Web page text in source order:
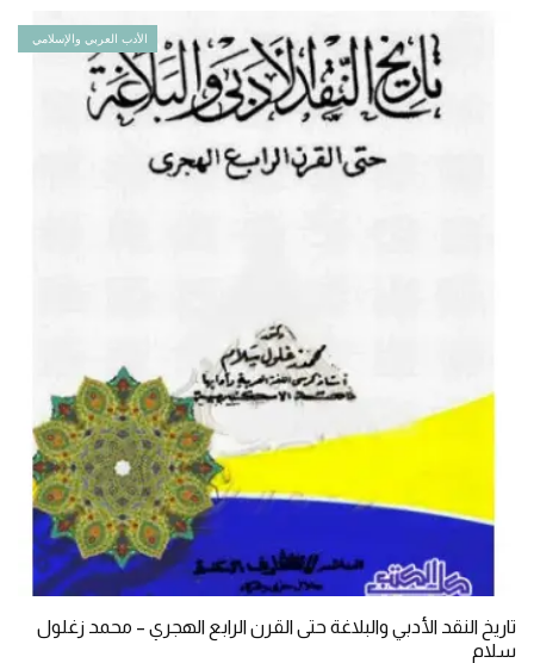
الأدب العربي والإسلامي
تاريخ النقد الأدبي والبلاغة حتى القرن الرابع الهجري – محمد زغلول
سلام